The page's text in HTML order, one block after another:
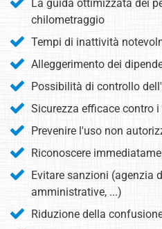
La guida ottimizzata dei
chilometraggio
Tempi di inattività
Alleggerimento dei
Possibilità di controllo
Sicurezza efficace contro
Prevenire l'uso non
Riconoscere
Evitare sanzioni (agenzia
amministrative, ...)
Riduzione della